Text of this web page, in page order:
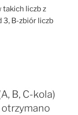
takich liczb z
3, B-zbiór liczb
B, C-kola)
otrzymano